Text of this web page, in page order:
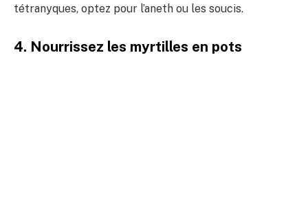
tétranyques, optez pour l’aneth ou les soucis.
4. Nourrissez les myrtilles en pots